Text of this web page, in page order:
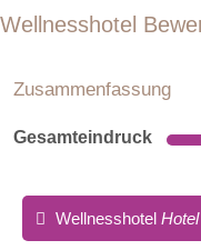
Wellnesshotel
Zusammenfassung
Gesamteindruck
Wellnesshotel